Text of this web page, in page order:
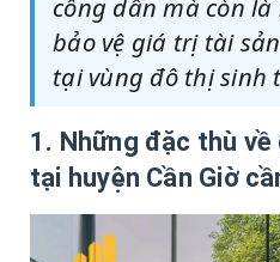
công dân mà còn
bảo vệ giá trị tài
tại vùng đô thị sinh
1. Những đặc thù
tại huyện Cần Giờ